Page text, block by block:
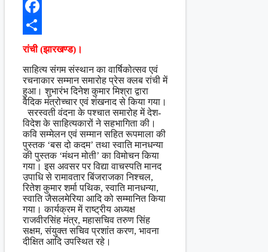
X
Facebook
Share
रांची (झारखण्ड)।
साहित्य संगम संस्थान का वार्षिकोत्सव एवं
रचनाकार सम्मान समारोह प्रेस क्लब रांची में
हुआ। शुभारंभ दिनेश कुमार मिश्रा द्वारा
वैदिक मंत्रोच्चार एवं शंखनाद से किया गया।
सरस्वती वंदना के पश्चात समारोह में देश-
विदेश के साहित्यकारों ने सहभागिता की।
कवि सम्मेलन एवं सम्मान सहित रूपमाला की
पुस्तक ‘बस दो कदम’ तथा स्वाति मानधन्या
की पुस्तक ‘मंथन मोती’ का विमोचन किया
गया। इस अवसर पर विद्या वाचस्पति मानद
उपाधि से रामावतार बिंजराजका निश्चल,
रितेश कुमार शर्मा पथिक, स्वाति मानधन्या,
स्वाति जैसलमेरिया आदि को सम्मानित किया
गया। कार्यक्रम में राष्ट्रीय अध्यक्ष
राजवीरसिंह मंत्र, महासचिव तरुण सिंह
सक्षम, संयुक्त सचिव प्रशांत करण, भावना
दीक्षित आदि उपस्थित रहे।